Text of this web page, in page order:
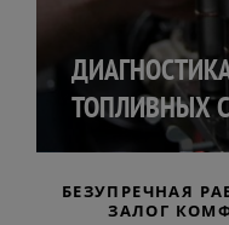
ТОПЛИВНЫХ
БЕЗУПРЕЧНАЯ
ЗАЛОГ